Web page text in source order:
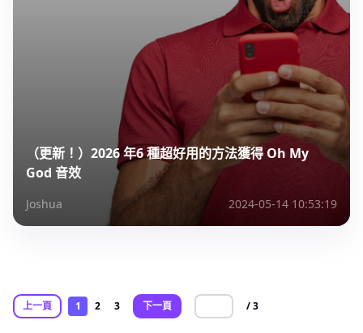
（更新！）2026 年6 種超好用的方法獲得 Oh My
God 音效
Joshua 2024-05-14 10:53:19
上一頁 1 2 3 下一頁 / 3